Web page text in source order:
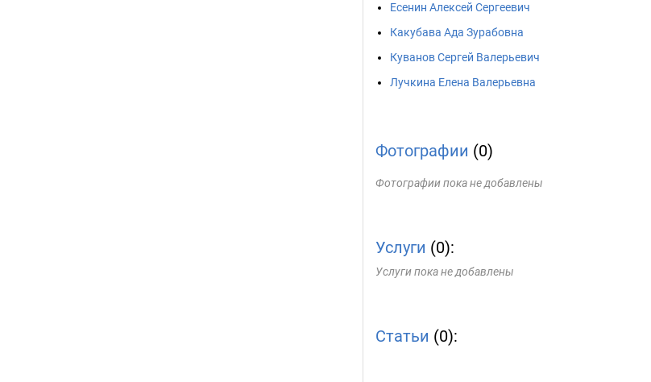
Есенин Алексей Сергеевич
Какубава Ада Зурабовна
Куванов Сергей Валерьевич
Лучкина Елена Валерьевна
Фотографии (0)
Фотографии пока не добавлены
Услуги (0):
Услуги пока не добавлены
Статьи (0):